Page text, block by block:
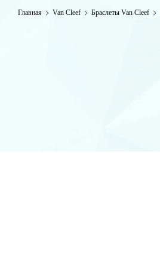
Главная Van Cleef Браслеты Van Cleef